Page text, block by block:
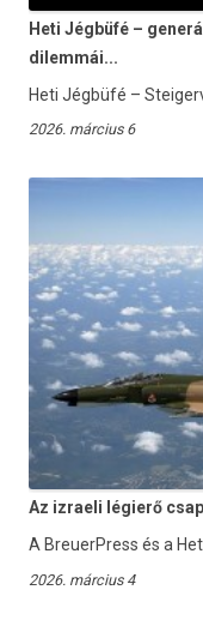
Heti Jégbüfé –
dilemmái...
Heti Jégbüfé –
2026. március 6
Az izraeli légierő
A BreuerPress és a
2026. március 4